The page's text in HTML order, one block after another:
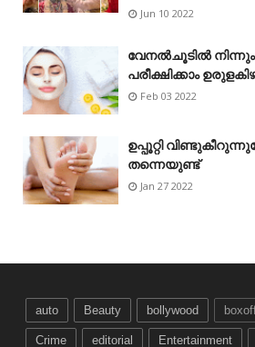
Jun 10 2022
വേനൽചൂടിൽ
പരീക്ഷിക്കാം
Feb 03 2022
ഉപ്പൂറ്റി
തന്നെയുണ്ട്
Jan 27 2022
auto Beauty bollywood
Crime editorial Entertainment